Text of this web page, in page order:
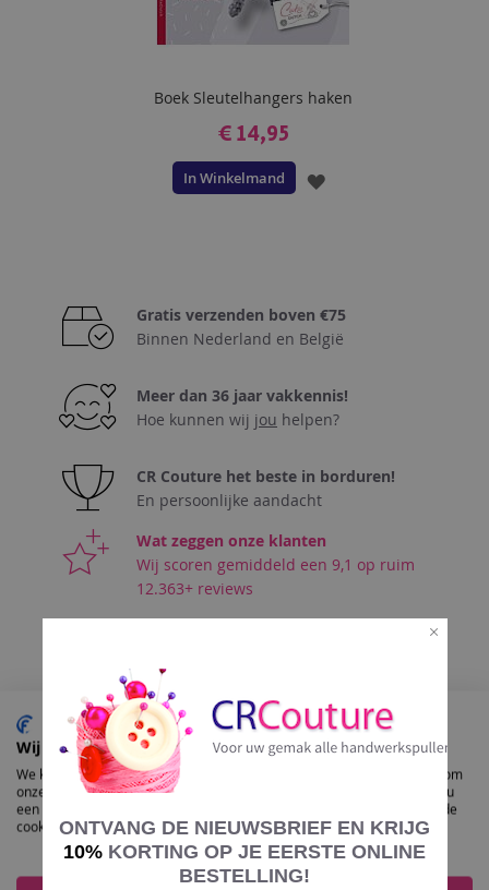
Boek Sleutelhangers haken
€ 14,95
In Winkelmand
VOEG
Gratis verzenden boven €75
Binnen Nederland en België
Meer dan 36 jaar vakkennis!
Hoe kunnen wij jou helpen?
CR Couture het beste in borduren!
En persoonlijke aandacht
Wat zeggen onze klanten
Wij scoren gemiddeld een 9,1 op ruim
12.363+ reviews
ONTVANG DE NIEUWSBRIEF EN KRIJG
10% KORTING OP JE EERSTE ONLINE
BESTELLING!
Wij gebruiken cookies
We kunnen deze plaatsen voor analyse van onze bezoekersgegevens, om
onze website te verbeteren, gepersonaliseerde inhoud te tonen en om u
een geweldige website-ervaring te bieden. Voor meer informatie over de
cookies die we gebruiken opent u de instellingen.